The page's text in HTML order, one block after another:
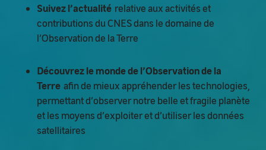
Suivez l’actualité relative aux activités et
contributions du CNES dans le domaine de
l’Observation de la Terre
Découvrez le monde de l’Observation de la
Terre afin de mieux appréhender les technologies,
permettant d’observer notre belle et fragile planète
et les moyens d’exploiter et d’utiliser les données
satellitaires